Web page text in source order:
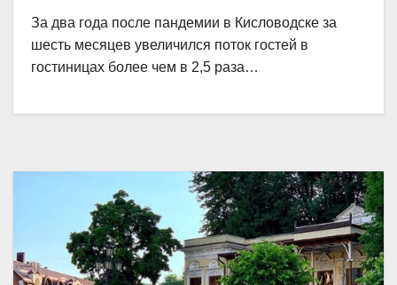
За два года после пандемии в Кисловодске за
шесть месяцев увеличился поток гостей в
гостиницах более чем в 2,5 раза…